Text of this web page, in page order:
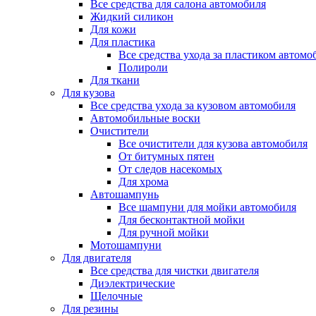
Все средства для салона автомобиля
Жидкий силикон
Для кожи
Для пластика
Все средства ухода за пластиком
Полироли
Для ткани
Для кузова
Все средства ухода за кузовом автомобиля
Автомобильные воски
Очистители
Все очистители для кузова автомобиля
От битумных пятен
От следов насекомых
Для хрома
Автошампунь
Все шампуни для мойки автомобиля
Для бесконтактной мойки
Для ручной мойки
Мотошампуни
Для двигателя
Все средства для чистки двигателя
Диэлектрические
Щелочные
Для резины